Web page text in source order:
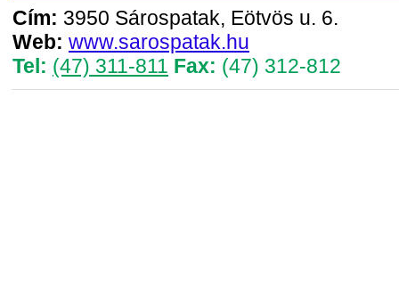
Cím: 3950 Sárospatak, Eötvös u. 6.
Web: www.sarospatak.hu
Tel: (47) 311-811 Fax: (47) 312-812